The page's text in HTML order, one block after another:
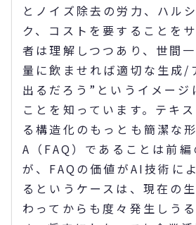
とノイズ除去の労力、ハル
ク、コストを要することを
者は理解しつつあり、世間
量に飲ませれば適切な生成/
出るだろう”というイメージ
ことを知っています。テキ
る構造化のもっとも簡潔な
A（FAQ）であることは前
が、FAQの価値がAI技術に
るというケースは、現在の
わってからも度々発生しう